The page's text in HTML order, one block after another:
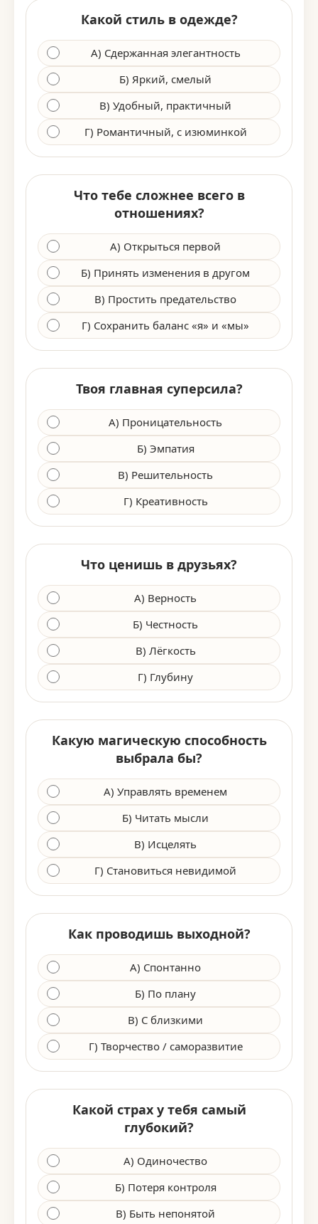
Какой стиль в одежде?
А) Сдержанная элегантность
Б) Яркий, смелый
В) Удобный, практичный
Г) Романтичный, с изюминкой
Что тебе сложнее всего в
отношениях?
А) Открыться первой
Б) Принять изменения в другом
В) Простить предательство
Г) Сохранить баланс «я» и «мы»
Твоя главная суперсила?
А) Проницательность
Б) Эмпатия
В) Решительность
Г) Креативность
Что ценишь в друзьях?
А) Верность
Б) Честность
В) Лёгкость
Г) Глубину
Какую магическую способность
выбрала бы?
А) Управлять временем
Б) Читать мысли
В) Исцелять
Г) Становиться невидимой
Как проводишь выходной?
А) Спонтанно
Б) По плану
В) С близкими
Г) Творчество / саморазвитие
Какой страх у тебя самый
глубокий?
А) Одиночество
Б) Потеря контроля
В) Быть непонятой